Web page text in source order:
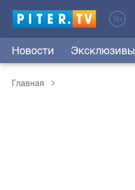
Новости Эксклюзивы
Главная